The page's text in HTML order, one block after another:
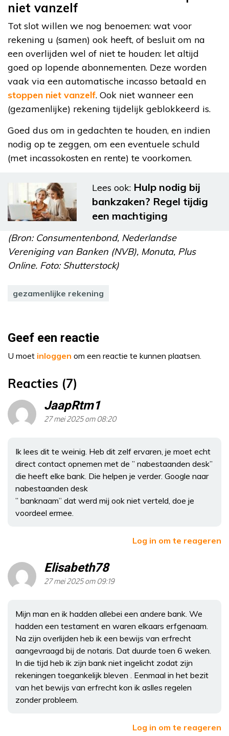
niet vanzelf
Tot slot willen we nog benoemen: wat voor
rekening u (samen) ook heeft, of besluit om na
een overlijden wel of niet te houden: let altijd
goed op lopende abonnementen. Deze worden
vaak via een automatische incasso betaald en
stoppen niet vanzelf. Ook niet wanneer een
(gezamenlijke) rekening tijdelijk geblokkeerd is.
Goed dus om in gedachten te houden, en indien
nodig op te zeggen, om een eventuele schuld
(met incassokosten en rente) te voorkomen.
Lees ook: Hulp nodig bij
bankzaken? Regel tijdig
een machtiging
(Bron: Consumentenbond, Nederlandse
Vereniging van Banken (NVB), Monuta, Plus
Online. Foto: Shutterstock)
gezamenlijke rekening
Geef een reactie
U moet inloggen om een reactie te kunnen plaatsen.
Reacties (7)
JaapRtm1
27 mei 2025 om 08:20
Ik lees dit te weinig. Heb dit zelf ervaren, je moet echt
direct contact opnemen met de ” nabestaanden desk”
die heeft elke bank. Die helpen je verder. Google naar
nabestaanden desk
” banknaam” dat werd mij ook niet verteld, doe je
voordeel ermee.
Log in om te reageren
Elisabeth78
27 mei 2025 om 09:19
Mijn man en ik hadden allebei een andere bank. We
hadden een testament en waren elkaars erfgenaam.
Na zijn overlijden heb ik een bewijs van erfrecht
aangevraagd bij de notaris. Dat duurde toen 6 weken.
In die tijd heb ik zijn bank niet ingelicht zodat zijn
rekeningen toegankelijk bleven . Eenmaal in het bezit
van het bewijs van erfrecht kon ik aslles regelen
zonder probleem.
Log in om te reageren